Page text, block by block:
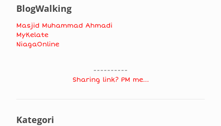
BlogWalking
Masjid Muhammad Ahmadi
MyKelate
NiagaOnline
----------
Sharing link? PM me...
Kategori